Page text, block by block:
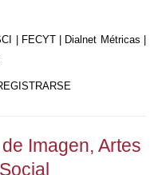
| FECYT | Dialnet Métricas |
Imagen, Artes